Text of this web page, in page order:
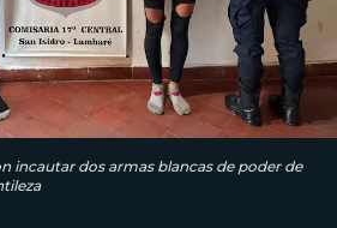
incautar dos armas blancas de poder de